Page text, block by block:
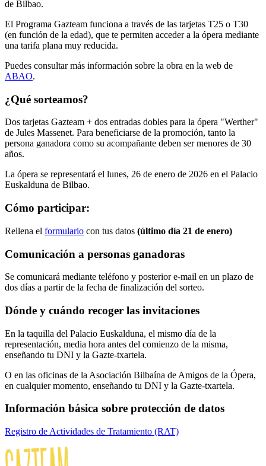
de Bilbao.
El Programa Gazteam funciona a través de las tarjetas T25 o T30
(en función de la edad), que te permiten acceder a la ópera mediante
una tarifa plana muy reducida.
Puedes consultar más información sobre la obra en la web de
ABAO.
¿Qué sorteamos?
Dos tarjetas Gazteam + dos entradas dobles para la ópera "Werther"
de Jules Massenet. Para beneficiarse de la promoción, tanto la
persona ganadora como su acompañante deben ser menores de 30
años.
La ópera se representará el lunes, 26 de enero de 2026 en el Palacio
Euskalduna de Bilbao.
Cómo participar:
Rellena el formulario con tus datos (último día 21 de enero)
Comunicación a personas ganadoras
Se comunicará mediante teléfono y posterior e-mail en un plazo de
dos días a partir de la fecha de finalización del sorteo.
Dónde y cuándo recoger las invitaciones
En la taquilla del Palacio Euskalduna, el mismo día de la
representación, media hora antes del comienzo de la misma,
enseñando tu DNI y la Gazte-txartela.
O en las oficinas de la Asociación Bilbaína de Amigos de la Ópera,
en cualquier momento, enseñando tu DNI y la Gazte-txartela.
Información básica sobre protección de datos
Registro de Actividades de Tratamiento (RAT)